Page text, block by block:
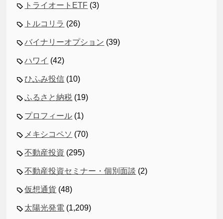
トライオートETF (3)
トルコリラ (26)
バイナリーオプション (39)
ハワイ (42)
ひふみ投信 (10)
ふるさと納税 (19)
プロフィール (1)
メキシコペソ (70)
不動産投資 (295)
不動産投資セミナー・個別面談 (2)
仮想通貨 (48)
太陽光発電 (1,209)